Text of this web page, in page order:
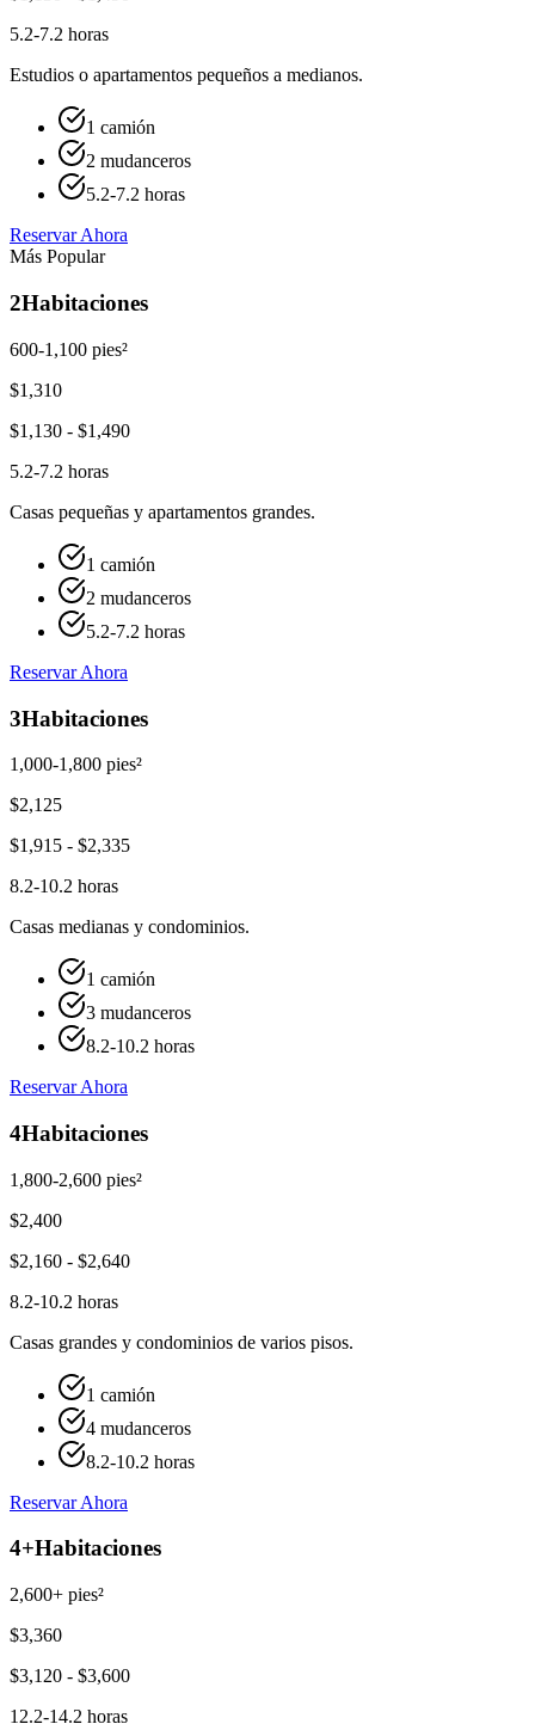
5.2-7.2 horas
Estudios o apartamentos pequeños a medianos.
1 camión
2 mudanceros
5.2-7.2 horas
Reservar Ahora
Más Popular
2Habitaciones
600-1,100 pies²
$1,310
$1,130 - $1,490
5.2-7.2 horas
Casas pequeñas y apartamentos grandes.
1 camión
2 mudanceros
5.2-7.2 horas
Reservar Ahora
3Habitaciones
1,000-1,800 pies²
$2,125
$1,915 - $2,335
8.2-10.2 horas
Casas medianas y condominios.
1 camión
3 mudanceros
8.2-10.2 horas
Reservar Ahora
4Habitaciones
1,800-2,600 pies²
$2,400
$2,160 - $2,640
8.2-10.2 horas
Casas grandes y condominios de varios pisos.
1 camión
4 mudanceros
8.2-10.2 horas
Reservar Ahora
4+Habitaciones
2,600+ pies²
$3,360
$3,120 - $3,600
12.2-14.2 horas